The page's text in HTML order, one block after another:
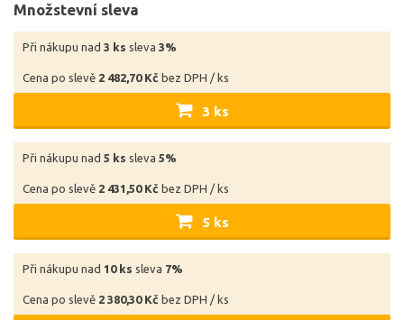
Množstevní sleva
Při nákupu nad 3 ks sleva 3%
Cena po slevě 2 482,70 Kč bez DPH / ks
3 ks
Při nákupu nad 5 ks sleva 5%
Cena po slevě 2 431,50 Kč bez DPH / ks
5 ks
Při nákupu nad 10 ks sleva 7%
Cena po slevě 2 380,30 Kč bez DPH / ks